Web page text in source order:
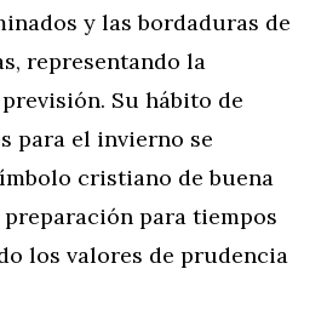
y las bordaduras de
representando la
Su hábito de
para el invierno se
cristiano de buena
para tiempos
los valores de prudencia